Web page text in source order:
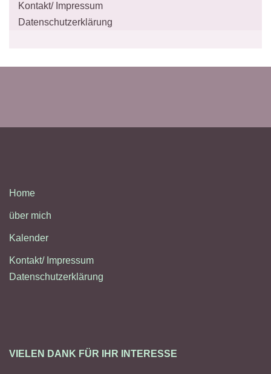
Kontakt/ Impressum
Datenschutzerklärung
Home
über mich
Kalender
Kontakt/ Impressum
Datenschutzerklärung
VIELEN DANK FÜR IHR INTERESSE